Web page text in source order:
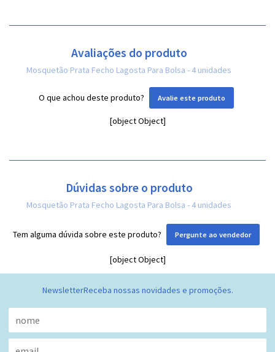
Avaliações do produto
Mosquetão Prata Fecho Lagosta Para Bolsa - 4 unidades
O que achou deste produto? Avalie este produto
[object Object]
Dúvidas sobre o produto
Mosquetão Prata Fecho Lagosta Para Bolsa - 4 unidades
Tem alguma dúvida sobre este produto? Pergunte ao vendedor
[object Object]
NewsletterReceba nossas novidades e promoções.